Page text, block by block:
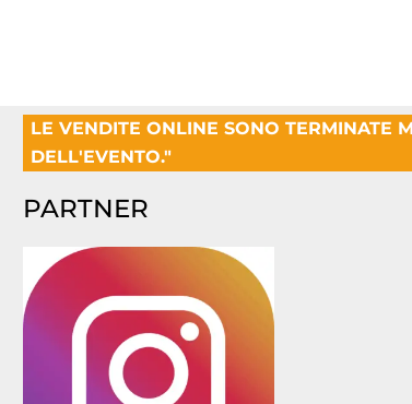
LE VENDITE ONLINE SONO TERMINATE
DELL'EVENTO."
PARTNER